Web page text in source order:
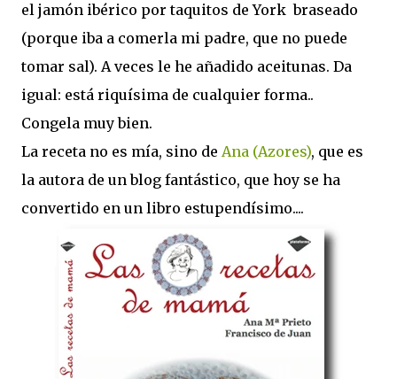
el jamón ibérico por taquitos de York braseado
(porque iba a comerla mi padre, que no puede
tomar sal). A veces le he añadido aceitunas. Da
igual: está riquísima de cualquier forma..
Congela muy bien.
La receta no es mía, sino de Ana (Azores), que es
la autora de un blog fantástico, que hoy se ha
convertido en un libro estupendísimo....